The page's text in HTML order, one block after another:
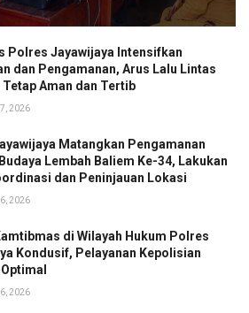
Polres Jayawijaya Intensifkan
dan Pengamanan, Arus Lalu Lintas
Tetap Aman dan Tertib
7, 2026
Matangkan Pengamanan
Lembah Baliem Ke-34, Lakukan
dan Peninjauan Lokasi
6, 2026
di Wilayah Hukum Polres
Kondusif, Pelayanan Kepolisian
6, 2026